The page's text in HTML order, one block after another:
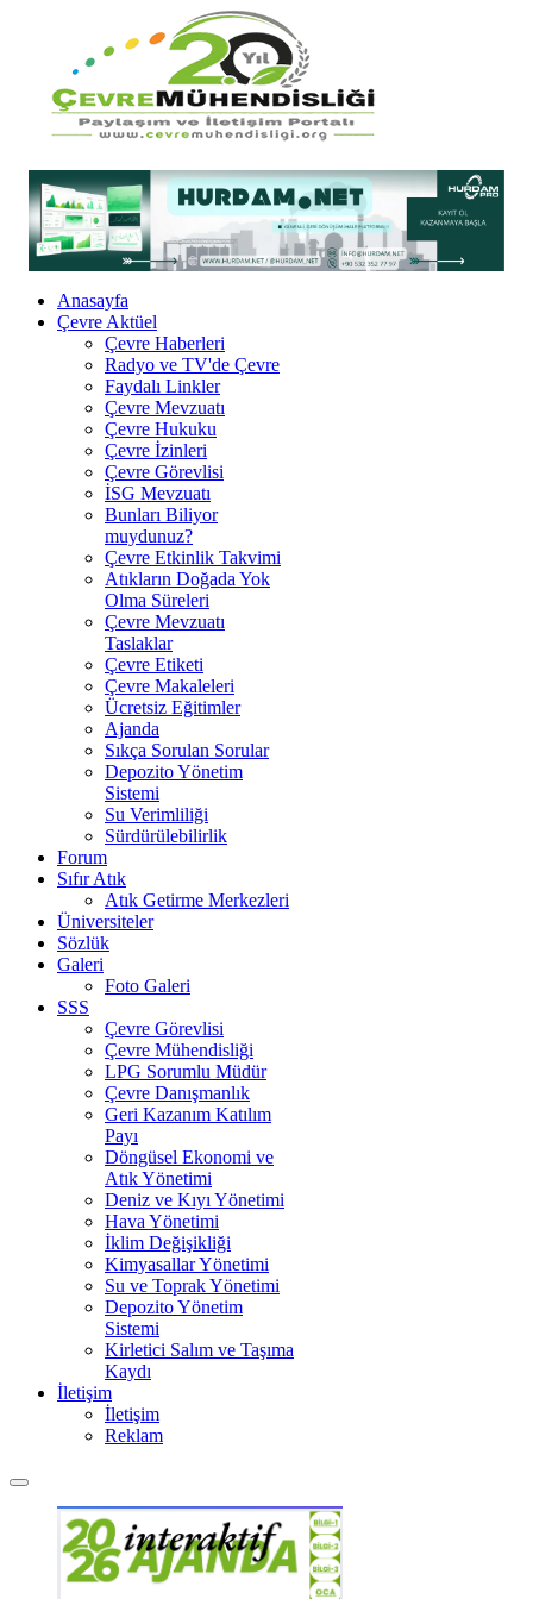
Anasayfa
Çevre Aktüel
Çevre Haberleri
Radyo ve TV'de Çevre
Faydalı Linkler
Çevre Mevzuatı
Çevre Hukuku
Çevre İzinleri
Çevre Görevlisi
İSG Mevzuatı
Bunları Biliyor
muydunuz?
Çevre Etkinlik Takvimi
Atıkların Doğada Yok
Olma Süreleri
Çevre Mevzuatı
Taslaklar
Çevre Etiketi
Çevre Makaleleri
Ücretsiz Eğitimler
Ajanda
Sıkça Sorulan Sorular
Depozito Yönetim
Sistemi
Su Verimliliği
Sürdürülebilirlik
Forum
Sıfır Atık
Atık Getirme Merkezleri
Üniversiteler
Sözlük
Galeri
Foto Galeri
SSS
Çevre Görevlisi
Çevre Mühendisliği
LPG Sorumlu Müdür
Çevre Danışmanlık
Geri Kazanım Katılım
Payı
Döngüsel Ekonomi ve
Atık Yönetimi
Deniz ve Kıyı Yönetimi
Hava Yönetimi
İklim Değişikliği
Kimyasallar Yönetimi
Su ve Toprak Yönetimi
Depozito Yönetim
Sistemi
Kirletici Salım ve Taşıma
Kaydı
İletişim
İletişim
Reklam